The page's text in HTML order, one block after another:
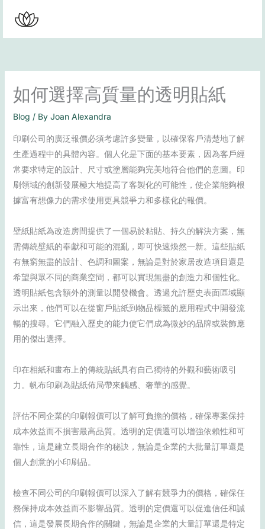
content
如何選擇高質量的透明貼紙
Blog / By Joan Alexandra
印刷公司的廣泛報價必須考慮許多變量，以確保客戶清楚地了解
生產過程中的具體內容。個人化是下面的基本要素，因為客戶經
常要求特定的設計、尺寸或塗層能夠完美地符合他們的意圖。印
刷領域的創新發展極大地提高了客製化的可能性，使企業能夠根
據富有想像力的需求使用更具競爭力和多樣化的報價。
壁紙貼紙為改造房間提供了一個易於粘貼、持久的解決方案，無
需傳統壁紙的奉獻和可能的混亂，即可快速煥然一新。這些貼紙
有無窮無盡的設計、色調和圖案，無論是對於家居改造項目還是
希望與眾不同的商業空間，都可以實現無盡的創造力和個性化。
透明貼紙包含額外的測量以開發機會。透過允許歷史表面區域顯
示出來，他們可以在從窗戶貼紙到物品標籤的應用程式中開發流
暢的搜尋。它們融入歷史的能力使它們成為微妙的品牌或裝飾應
用的傑出選擇。
印在相紙和畫布上的傳統貼紙具有自己獨特的外觀和藝術吸引
力。帆布印刷為貼紙佈局帶來觸感、奢華的感覺。
評估不同企業的印刷報價可以了解可負擔的價格，確保專案保持
成本效益而不損害最高品質。透明的定價還可以增強依賴性和可
靠性，這是建立長期合作的秘訣，無論是企業的大批量訂單還是
個人創意的小印刷品。
檢查不同公司的印刷報價可以深入了解有競爭力的價格，確保任
務保持成本效益而不影響品質。透明的定價還可以促進信任和誠
信，這是發展長期合作的關鍵，無論是企業的大量訂單還是特定